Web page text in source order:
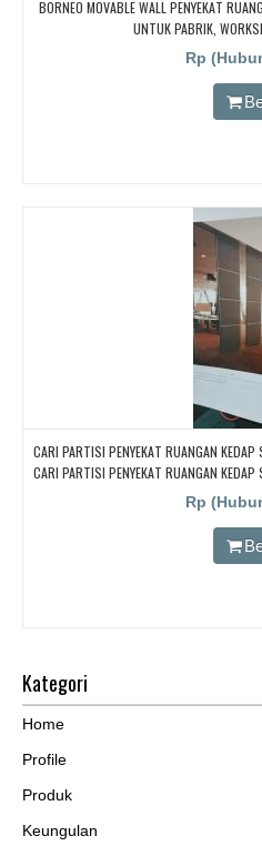
BORNEO MOVABLE WALL PENYEKAT
UNTUK PABRIK,
Rp
CARI PARTISI PENYEKAT RUANGAN
CARI PARTISI PENYEKAT RUANGAN
CARI PARTISI PENYEKAT RUANGAN
CARI PARTISI PENYEKAT RUANGAN
CARI PARTISI PENYEKAT RUANGAN
Rp
Kategori
Home
Profile
Produk
Keungulan